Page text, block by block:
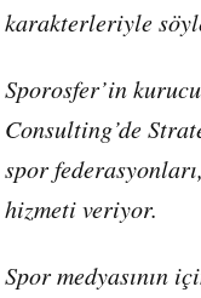
karakterleriyle
Sporosfer’in
Consulting’de
spor
hizmeti veriyor.
Spor medyasının